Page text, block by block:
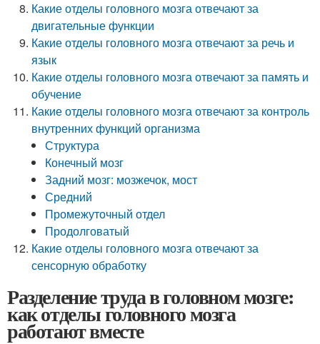
Какие отделы головного мозга отвечают за
двигательные функции
Какие отделы головного мозга отвечают за речь и
язык
Какие отделы головного мозга отвечают за память и
обучение
Какие отделы головного мозга отвечают за контроль
внутренних функций организма
Структура
Конечный мозг
Задний мозг: мозжечок, мост
Средний
Промежуточный отдел
Продолговатый
Какие отделы головного мозга отвечают за
сенсорную обработку
Разделение труда в головном мозге:
как отделы головного мозга
работают вместе